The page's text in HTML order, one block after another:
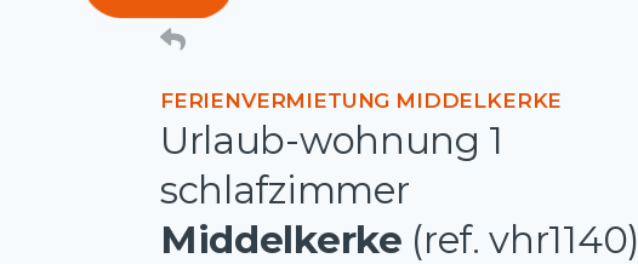
FERIENVERMIETUNG MIDDELKERKE
Urlaub-wohnung 1
schlafzimmer
Middelkerke (ref. vhr1140)